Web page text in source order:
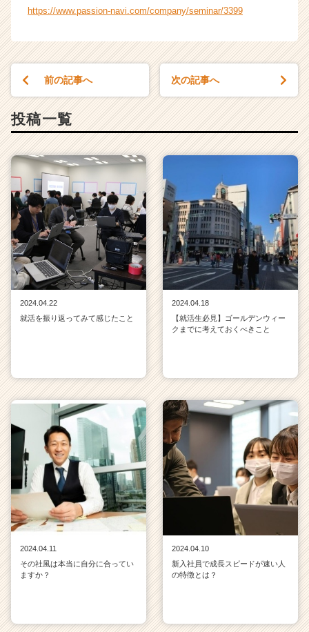
ト
ャ
ア
e
r
C
a
r
e
e
r）
https://www.passion-navi.com/company/seminar/3399
前の記事へ 次の記事へ
投稿一覧
2024.04.22
就活を振り返ってみて感じたこと
2024.04.18
【就活生必見】ゴールデンウィー
クまでに考えておくべきこと
2024.04.11
その社風は本当に自分に合ってい
ますか？
2024.04.10
新入社員で成長スピードが速い人
の特徴とは？